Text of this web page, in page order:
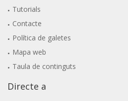
Tutorials
Contacte
Política de galetes
Mapa web
Taula de continguts
Directe a